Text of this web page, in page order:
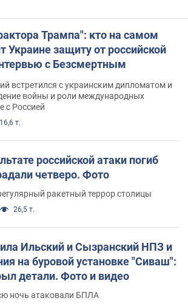
Трампа": кто на самом
Украине защиту от российской
с Безсмертным
встретился с украинским дипломатом и
войны и роли международных
с Россией
16,6 т.
российской атаки погиб
четверо. Фото
ракетный террор столицы
26,5 т.
Ильский и Сызранский НПЗ и
на буровой установке "Сиваш":
детали. Фото и видео
ночь атаковали БПЛА